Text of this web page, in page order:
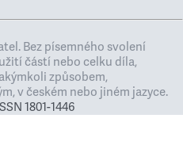
Bez písemného svolení
částí nebo celku díla,
způsobem,
v českém nebo jiném jazyce.
1801-1446